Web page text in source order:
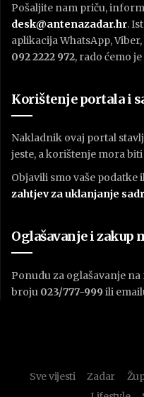
Pošaljite nam priču,
desk@antenazadar.hr.
aplikacija WhatsApp,
092 2222 972, rado ćemo
Korištenje portala i
Nakladnik ovaj portal
jeste, a korištenje mora
Objavili smo vaše
zahtjev za uklanjanje
Oglašavanje i zakup
Ponudu za oglašavanje
broju 023/777-999 ili
Sve vijesti Zadar